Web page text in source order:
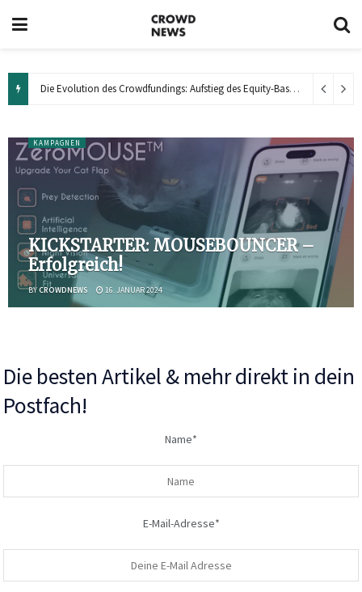
Die Evolution des Crowdfundings: Aufstieg des Equity-Based Crowdfunding
KAMPAGNEN
KICKSTARTER: MORESY GMBH
nicht erfolgreich.
BYCROWDNEWS 28. NOVEMBER 2023
Die besten Artikel & mehr direkt in dein
Postfach!
Name*
E-Mail-Adresse*